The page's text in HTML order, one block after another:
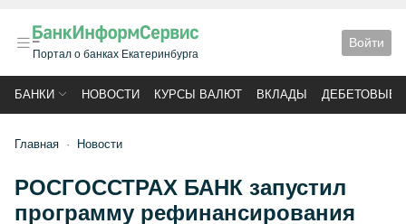
Портал о банках Екатеринбурга
Войти
БАНКИ НОВОСТИ КУРСЫ ВАЛЮТ ВКЛАДЫ ДЕБЕТОВЫЕ
Главная Новости
РОСГОССТРАХ БАНК запустил
программу рефинансирования